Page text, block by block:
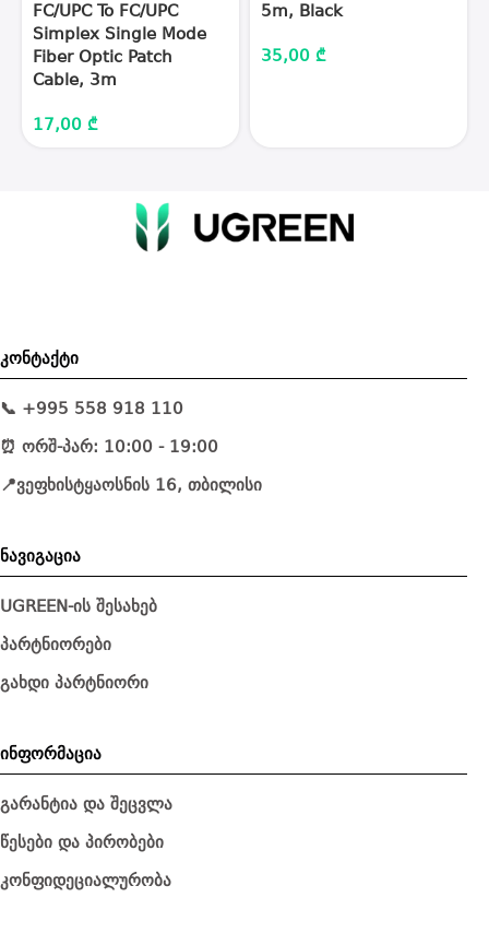
FC/UPC To FC/UPC
Simplex Single Mode
Fiber Optic Patch
Cable, 3m
17,00 ₾
5m, Black
35,00 ₾
კონტაქტი
📞 +995 558 918 110
⏰ ორშ-პარ: 10:00 - 19:00
📍ვეფხისტყაოსნის 16, თბილისი
ნავიგაცია
UGREEN-ის შესახებ
პარტნიორები
გახდი პარტნიორი
ინფორმაცია
გარანტია და შეცვლა
წესები და პირობები
კონფიდეციალურობა